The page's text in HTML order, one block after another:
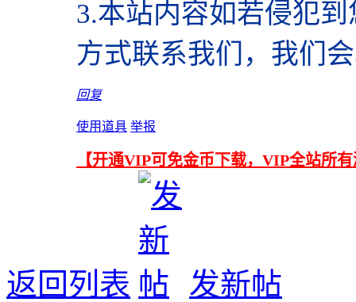
3.本站内容如若侵犯
方式联系我们，我们
回复
使用道具 举报
【开通VIP可免金币下载，VIP全站所
返回列表 发新帖